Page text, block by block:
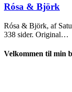
2024
Rósa & Björk
Rósa & Björk, af
338 sider. Original…
Velkommen til min